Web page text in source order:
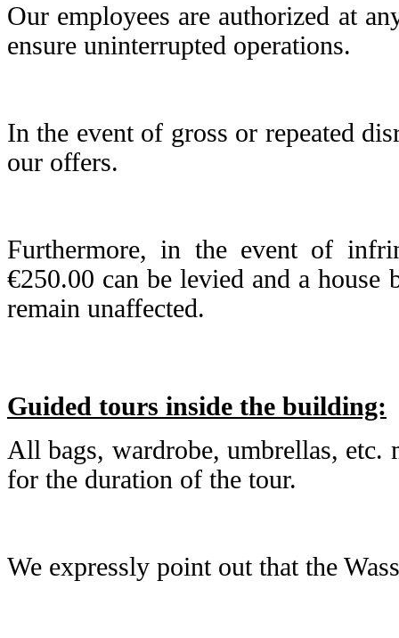
Our employees are authorized at
ensure uninterrupted operations.
In the event of gross or repeated
our offers.
Furthermore, in the event of
€250.00 can be levied and a house
remain unaffected.
Guided tours inside the building:
All bags, wardrobe, umbrellas, etc.
for the duration of the tour.
We expressly point out that the